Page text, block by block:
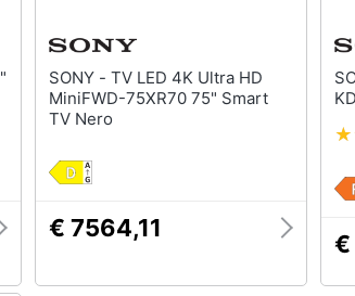
SONY - TV LED 4K Ultra HD
MiniFWD-75XR70 75" Smart
TV Nero
€ 7564,11
SONY -
€